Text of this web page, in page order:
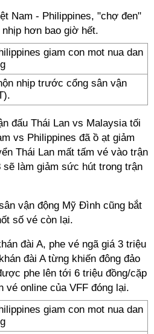
Nam - Philippines, "chợ đen"
hơn bao giờ hết.
nhịp trước cổng sân vận
đấu Thái Lan vs Malaysia tối
vs Philippines đã ồ ạt giảm
Thái Lan mất tấm vé vào trận
sẽ làm giảm sức hút trong trận
vận động Mỹ Đình cũng bắt
số vé còn lại.
đài A, phe vé ngã giá 3 triệu
đài A từng khiến đông đảo
phe lên tới 6 triệu đồng/cặp
vé online của VFF đóng lại.